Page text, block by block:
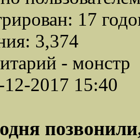
17
3,374
- монстр
2017 15:40